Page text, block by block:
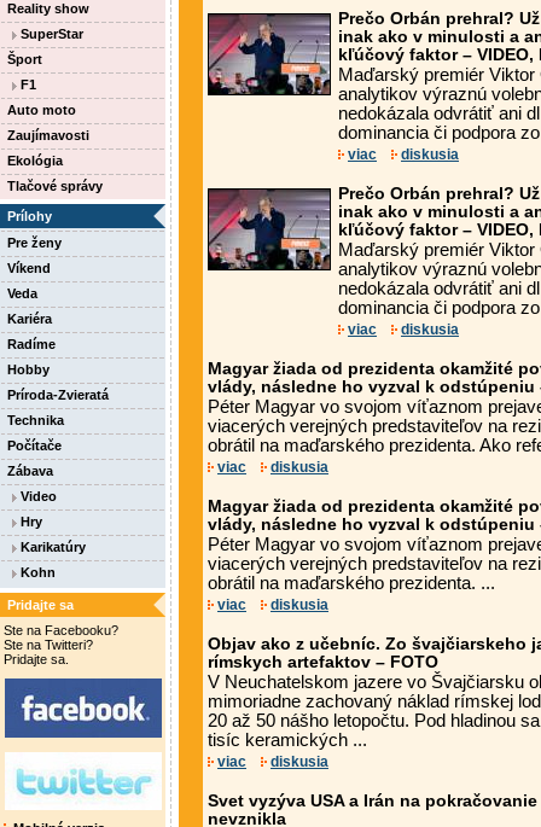
Reality show
SuperStar
Šport
F1
Auto moto
Zaujímavosti
Ekológia
Tlačové správy
Prílohy
Pre ženy
Víkend
Veda
Kariéra
Radíme
Hobby
Príroda-Zvieratá
Technika
Počítače
Zábava
Video
Hry
Karikatúry
Kohn
Pridajte sa
Ste na Facebooku?
Ste na Twitteri?
Pridajte sa.
Prečo Orbán prehral?
inak ako v minulosti a
kľúčový faktor – VIDEO,
Maďarský premiér Viktor
analytikov výraznú
nedokázala odvrátiť ani
dominancia či podpora
viac diskusia
Prečo Orbán prehral?
inak ako v minulosti a
kľúčový faktor – VIDEO,
Maďarský premiér Viktor
analytikov výraznú
nedokázala odvrátiť ani
dominancia či podpora
viac diskusia
Magyar žiada od prezidenta okamžité
vlády, následne ho vyzval k odstúpeniu
Péter Magyar vo svojom víťaznom
viacerých verejných predstaviteľov na
obrátil na maďarského prezidenta. Ako
viac diskusia
Magyar žiada od prezidenta okamžité
vlády, následne ho vyzval k odstúpeniu
Péter Magyar vo svojom víťaznom
viacerých verejných predstaviteľov na
obrátil na maďarského prezidenta. ...
viac diskusia
Objav ako z učebníc. Zo švajčiarskeho
rímskych artefaktov – FOTO
V Neuchatelskom jazere vo Švajčiarsku
mimoriadne zachovaný náklad rímskej
20 až 50 nášho letopočtu. Pod hladinou
tisíc keramických ...
viac diskusia
Svet vyzýva USA a Irán na
nevznikla